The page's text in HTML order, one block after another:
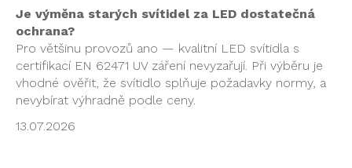
Je výměna starých svítidel za LED dostatečná
ochrana?
Pro většinu provozů ano — kvalitní LED svítidla s
certifikací EN 62471 UV záření nevyzařují. Při výběru je
vhodné ověřit, že svítidlo splňuje požadavky normy, a
nevybírat výhradně podle ceny.
13.07.2026